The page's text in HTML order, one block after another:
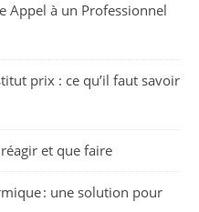
Appel à un Professionnel
prix : ce qu’il faut savoir
et que faire
: une solution pour